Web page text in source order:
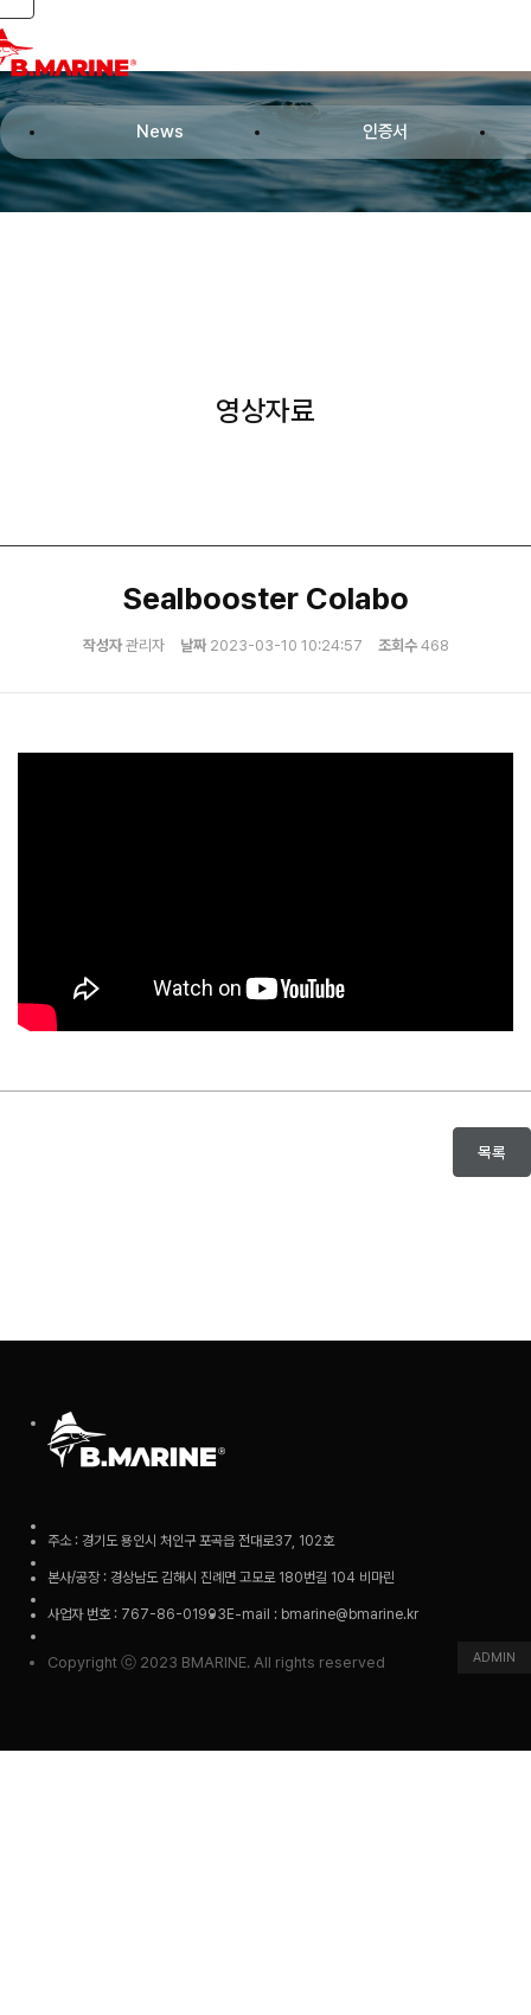
Toggle navigation
News 인증서
영상자료
Sealbooster Colabo
작성자관리자 날짜2023-03-10 10:24:57 조회수468
목록
주소 : 경기도 용인시 처인구 포곡읍 전대로37, 102호
본사/공장 : 경상남도 김해시 진례면 고모로 180번길 104 비마린
사업자 번호 : 767-86-01993 E-mail : bmarine@bmarine.kr
Copyright ⓒ 2023 BMARINE. All rights reserved ADMIN